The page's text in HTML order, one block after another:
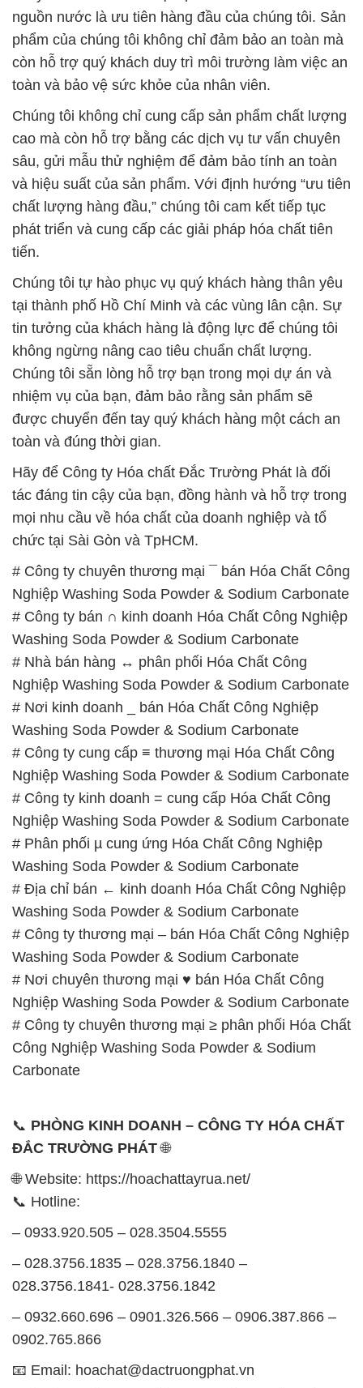
Chúng tôi không chỉ cung cấp sản phẩm chất lượng
cao mà còn hỗ trợ bằng các dịch vụ tư vấn chuyên
sâu, gửi mẫu thử nghiệm để đảm bảo tính an toàn
và hiệu suất của sản phẩm. Với định hướng “ưu tiên
chất lượng hàng đầu,” chúng tôi cam kết tiếp tục
phát triển và cung cấp các giải pháp hóa chất tiên
tiến.
Chúng tôi tự hào phục vụ quý khách hàng thân yêu
tại thành phố Hồ Chí Minh và các vùng lân cận. Sự
tin tưởng của khách hàng là động lực để chúng tôi
không ngừng nâng cao tiêu chuẩn chất lượng.
Chúng tôi sẵn lòng hỗ trợ bạn trong mọi dự án và
nhiệm vụ của bạn, đảm bảo rằng sản phẩm sẽ
được chuyển đến tay quý khách hàng một cách an
toàn và đúng thời gian.
Hãy để Công ty Hóa chất Đắc Trường Phát là đối
tác đáng tin cậy của bạn, đồng hành và hỗ trợ trong
mọi nhu cầu về hóa chất của doanh nghiệp và tổ
chức tại Sài Gòn và TpHCM.
# Công ty chuyên thương mại ¯ bán Hóa Chất Công
Nghiệp Washing Soda Powder & Sodium Carbonate
# Công ty bán ∩ kinh doanh Hóa Chất Công Nghiệp
Washing Soda Powder & Sodium Carbonate
# Nhà bán hàng ↔ phân phối Hóa Chất Công
Nghiệp Washing Soda Powder & Sodium Carbonate
# Nơi kinh doanh _ bán Hóa Chất Công Nghiệp
Washing Soda Powder & Sodium Carbonate
# Công ty cung cấp ≡ thương mại Hóa Chất Công
Nghiệp Washing Soda Powder & Sodium Carbonate
# Công ty kinh doanh = cung cấp Hóa Chất Công
Nghiệp Washing Soda Powder & Sodium Carbonate
# Phân phối µ cung ứng Hóa Chất Công Nghiệp
Washing Soda Powder & Sodium Carbonate
# Địa chỉ bán ← kinh doanh Hóa Chất Công Nghiệp
Washing Soda Powder & Sodium Carbonate
# Công ty thương mại – bán Hóa Chất Công Nghiệp
Washing Soda Powder & Sodium Carbonate
# Nơi chuyên thương mại ♥ bán Hóa Chất Công
Nghiệp Washing Soda Powder & Sodium Carbonate
# Công ty chuyên thương mại ≥ phân phối Hóa Chất
Công Nghiệp Washing Soda Powder & Sodium
Carbonate
📞PHÒNG KINH DOANH – CÔNG TY HÓA CHẤT
ĐẮC TRƯỜNG PHÁT 🌐
🌐 Website: https://hoachattayrua.net/
– 0933.920.505 – 028.3504.5555
028.3756.1841- 028.3756.1842
0902.765.866
📧 Email: hoachat@dactruongphat.vn
TRƯỜNG PHÁT
được tổ chức như sau: